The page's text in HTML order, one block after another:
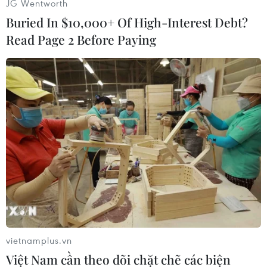
#UEFA #EURO 2012 #Khảo sát
#Sân vận động
#Michel Platini
Ba Lan Ukraine
Theo dõi VietnamPlus
JG Wentworth
Buried In $10,000+ Of High-Interest Debt?
Read Page 2 Before Paying
vietnamplus.vn
Việt Nam cần theo dõi chặt chẽ các biện